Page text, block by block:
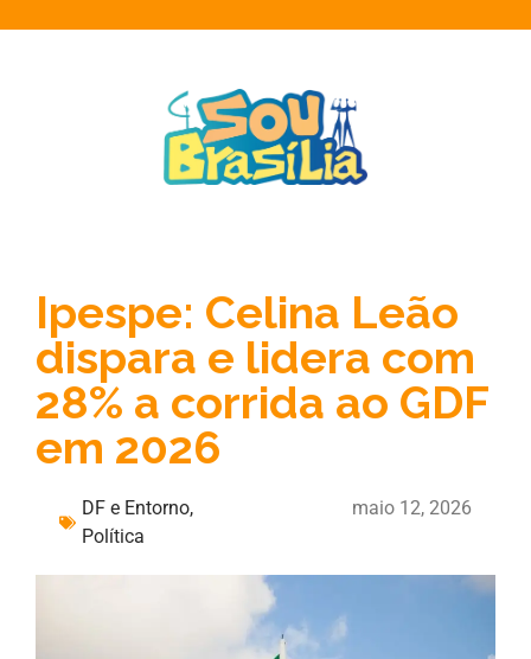
Ipespe: Celina Leão
dispara e lidera com
28% a corrida ao GDF
em 2026
DF e Entorno,
Política
maio 12, 2026